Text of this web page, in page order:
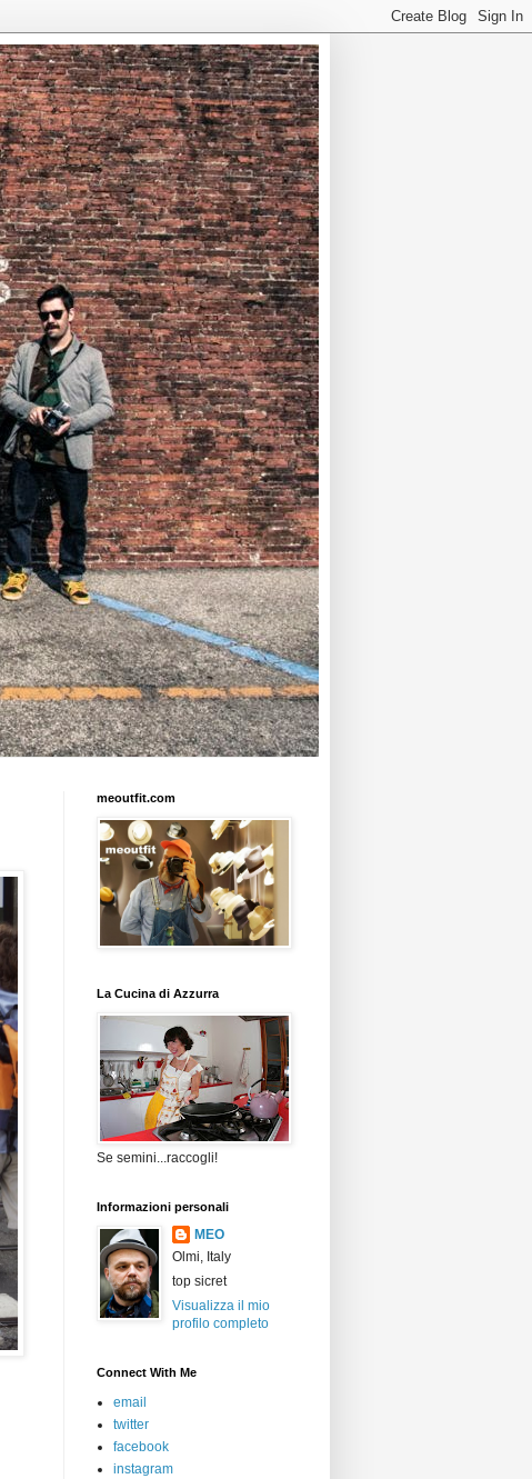
meoutfit.com
La Cucina di Azzurra
Se semini...raccogli!
Informazioni personali
MEO
Olmi, Italy
top sicret
Visualizza il mio
profilo completo
Connect With Me
email
twitter
facebook
instagram